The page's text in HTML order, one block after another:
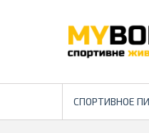
СПОРТИВНОЕ